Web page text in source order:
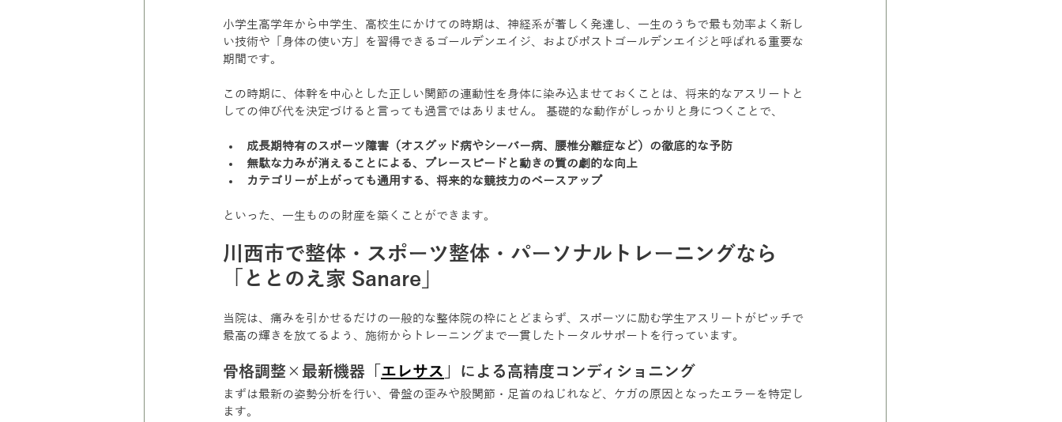
小学生高学年から中学生、高校生にかけての時期は、神経系が著しく発達し、一生のうちで最も効率よく新し
い技術や「身体の使い方」を習得できるゴールデンエイジ、およびポストゴールデンエイジと呼ばれる重要な
期間です。
この時期に、体幹を中心とした正しい関節の連動性を身体に染み込ませておくことは、将来的なアスリートと
しての伸び代を決定づけると言っても過言ではありません。 基礎的な動作がしっかりと身につくことで、
成長期特有のスポーツ障害（オスグッド病やシーバー病、腰椎分離症など）の徹底的な予防
無駄な力みが消えることによる、プレースピードと動きの質の劇的な向上
カテゴリーが上がっても通用する、将来的な競技力のベースアップ
といった、一生ものの財産を築くことができます。
川西市で整体・スポーツ整体・パーソナルトレーニングなら
「ととのえ家 Sanare」
当院は、痛みを引かせるだけの一般的な整体院の枠にとどまらず、スポーツに励む学生アスリートがピッチで
最高の輝きを放てるよう、施術からトレーニングまで一貫したトータルサポートを行っています。
骨格調整×最新機器「 エレサス 」による高精度コンディショニング
まずは最新の姿勢分析を行い、骨盤の歪みや股関節・足首のねじれなど、ケガの原因となったエラーを特定し
ます。